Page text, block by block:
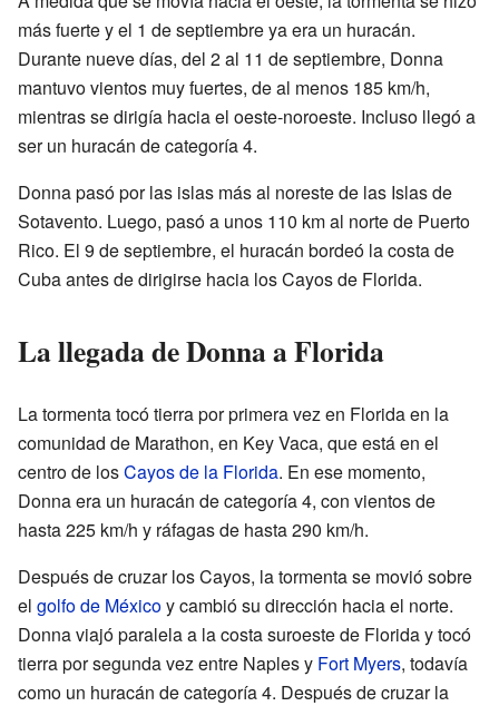
más fuerte y el 1 de septiembre ya era un huracán.
Durante nueve días, del 2 al 11 de septiembre, Donna
mantuvo vientos muy fuertes, de al menos 185 km/h,
mientras se dirigía hacia el oeste-noroeste. Incluso llegó a
ser un huracán de categoría 4.
Donna pasó por las islas más al noreste de las Islas de
Sotavento. Luego, pasó a unos 110 km al norte de Puerto
Rico. El 9 de septiembre, el huracán bordeó la costa de
Cuba antes de dirigirse hacia los Cayos de Florida.
La llegada de Donna a Florida
La tormenta tocó tierra por primera vez en Florida en la
comunidad de Marathon, en Key Vaca, que está en el
centro de losCayos de la Florida. En ese momento,
Donna era un huracán de categoría 4, con vientos de
hasta 225 km/h y ráfagas de hasta 290 km/h.
Después de cruzar los Cayos, la tormenta se movió sobre
el golfo de Méxicoy cambió su dirección hacia el norte.
Donna viajó paralela a la costa suroeste de Florida y tocó
tierra por segunda vez entre Naples y Fort Myers, todavía
como un huracán de categoría 4. Después de cruzar la